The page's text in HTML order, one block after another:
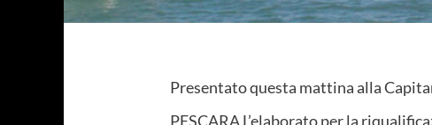
Presentato questa mattina alla
PESCARA L’elaborato per la